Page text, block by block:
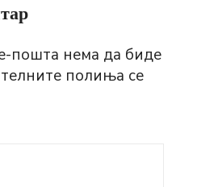
пошта нема да биде
полиња се